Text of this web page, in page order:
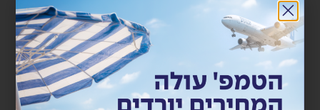
כן, אני רוצה להירשם
לניוזלטר